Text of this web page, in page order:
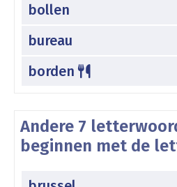
bollen
bureau
borden
Andere 7
beginnen met de